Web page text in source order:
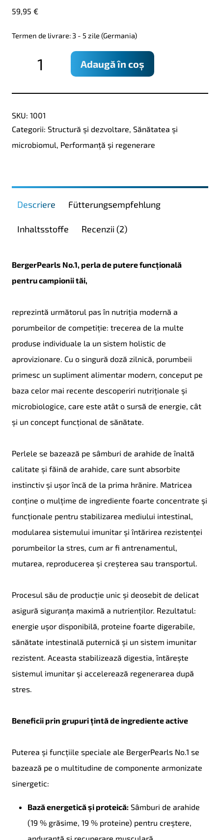
59,95 €
Termen de livrare: 3 - 5 zile (Germania)
Cantitate
funktionelle
Kraft-
5kg
Adaugă în coș
SKU: 1001
Categorii: Structură și dezvoltare Sănătatea și
microbiomul Performanță și regenerare
Descriere Fütterungsempfehlung
Inhaltsstoffe Recenzii (2)
BergerPearls No.1, perla de putere funcțională
pentru campionii tăi,
reprezintă următorul pas în nutriția modernă a
porumbeilor de competiție: trecerea de la multe
produse individuale la un sistem holistic de
aprovizionare. Cu o singură doză zilnică, porumbeii
primesc un supliment alimentar modern, conceput pe
baza celor mai recente descoperiri nutriționale și
microbiologice, care este atât o sursă de energie, cât
și un concept funcțional de sănătate.
Perlele se bazează pe sâmburi de arahide de înaltă
calitate și făină de arahide, care sunt absorbite
instinctiv și ușor încă de la prima hrănire. Matricea
conține o mulțime de ingrediente foarte concentrate și
funcționale pentru stabilizarea mediului intestinal,
modularea sistemului imunitar și întărirea rezistenței
porumbeilor la stres, cum ar fi antrenamentul,
mutarea, reproducerea și creșterea sau transportul.
Procesul său de producție unic și deosebit de delicat
asigură siguranța maximă a nutrienților. Rezultatul:
energie ușor disponibilă, proteine foarte digerabile,
sănătate intestinală puternică și un sistem imunitar
rezistent. Aceasta stabilizează digestia, întărește
sistemul imunitar și accelerează regenerarea după
stres.
Beneficii prin grupuri țintă de ingrediente active
Puterea și funcțiile speciale ale BergerPearls No.1 se
bazează pe o multitudine de componente armonizate
sinergetic:
Bază energetică și proteică: Sâmburi de arahide
(19 % grăsime, 19 % proteine) pentru creștere,
anduranță și recuperare musculară.